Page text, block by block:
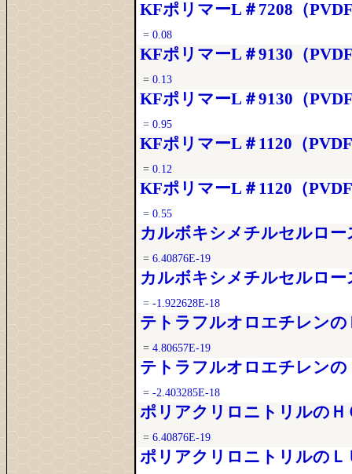
KFポリマーL＃7208（
= 0.08
KFポリマーL＃9130（
= 0.13
KFポリマーL＃9130（
= 0.95
KFポリマーL＃1120（
= 0.12
KFポリマーL＃1120（
= 0.55
カルボキシメチルセルロ
= 6.40876E-19
カルボキシメチルセルロ
= -1.922628E-18
テトラフルオロエチレンの
= 4.80657E-19
テトラフルオロエチレンの
= -2.403285E-18
ポリアクリロニトリルのＨ
= 6.40876E-19
ポリアクリロニトリルのＬ